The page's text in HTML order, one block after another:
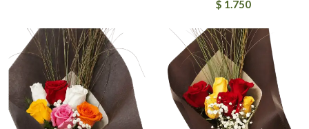
$ 1.750